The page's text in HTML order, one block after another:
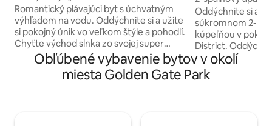
v Sausalite
Romantický plávajúci byt s úchvatným
výhľadom na vodu. Oddýchnite si a užite
si pokojný únik vo veľkom štýle a pohodlí.
Chyťte východ slnka zo svojej super
pohodlnej manželskej postele KING
alebo salónika na terase s príležitostnými
pelikánmi (alebo dokonca hydroplánom),
Sunset
Oddýchnite si a
súkromnom 2-
kúpeľňou v
District.
nainštalovanej
sa nachádza 2
Beach a kúsok od
Obľúbené vybavenie bytov v okolí
miesta Golden Gate Park